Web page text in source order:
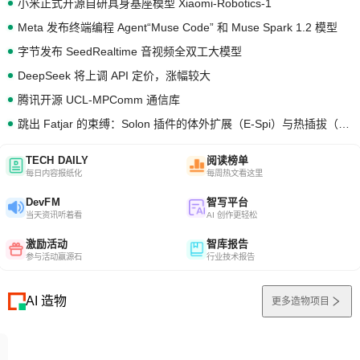
小米正式开源自研具身基座模型 Xiaomi-Robotics-1
Meta 发布终端编程 Agent“Muse Code” 和 Muse Spark 1.2 模型
字节发布 SeedRealtime 音视频全双工大模型
DeepSeek 将上调 API 定价，涨幅较大
腾讯开源 UCL-MPComm 通信库
TECH DAILY
每日内容报纸化
阅读榜单
每周热文看这里
DevFM
当天资讯听着看
智写平台
AI 创作更轻松
激励活动
参与活动赢源石
智库报告
行业技术报告
AI 造物 更多造物项目